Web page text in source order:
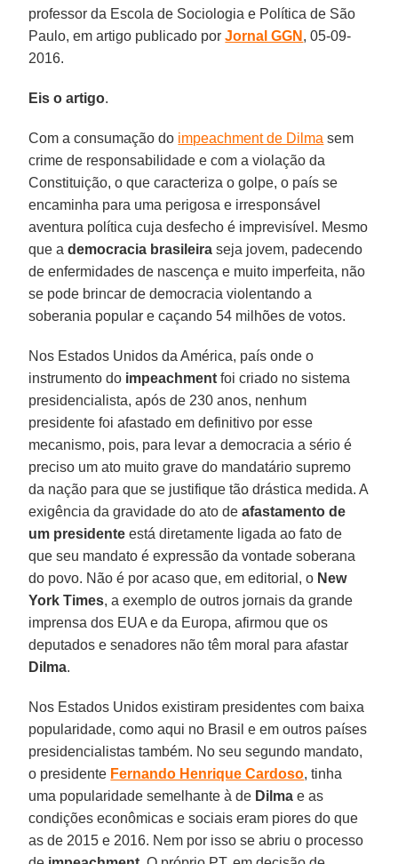
professor da Escola de Sociologia e Política de São
Paulo, em artigo publicado porJornal GGN , 05-09-
2016.
Eis o artigo.
Com a consumação do impeachment de Dilma sem
crime de responsabilidade e com a violação da
Constituição, o que caracteriza o golpe, o país se
encaminha para uma perigosa e irresponsável
aventura política cuja desfecho é imprevisível. Mesmo
que ademocracia brasileira seja jovem, padecendo
de enfermidades de nascença e muito imperfeita, não
se pode brincar de democracia violentando a
soberania popular e caçando 54 milhões de votos.
Nos Estados Unidos da América, país onde o
instrumento do impeachment foi criado no sistema
presidencialista, após de 230 anos, nenhum
presidente foi afastado em definitivo por esse
mecanismo, pois, para levar a democracia a sério é
preciso um ato muito grave do mandatário supremo
da nação para que se justifique tão drástica medida. A
exigência da gravidade do ato deafastamento de
um presidente está diretamente ligada ao fato de
que seu mandato é expressão da vontade soberana
do povo. Não é por acaso que, em editorial, o New
York Times, a exemplo de outros jornais da grande
imprensa dos EUA e da Europa, afirmou que os
deputados e senadores não têm moral para afastar
Dilma.
Nos Estados Unidos existiram presidentes com baixa
popularidade, como aqui no Brasil e em outros países
presidencialistas também. No seu segundo mandato,
o presidente Fernando Henrique Cardoso, tinha
uma popularidade semelhante à de Dilma e as
condições econômicas e sociais eram piores do que
as de 2015 e 2016. Nem por isso se abriu o processo